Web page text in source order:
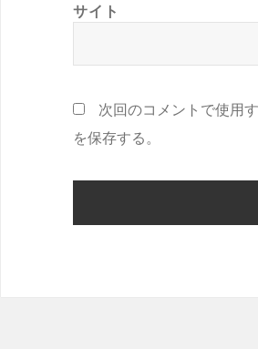
サイト
次回のコメントで使用
を保存する。